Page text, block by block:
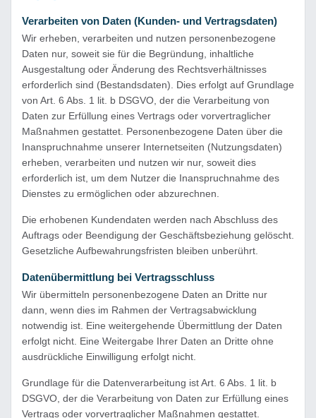
Verarbeiten von Daten (Kunden- und Vertragsdaten)
Wir erheben, verarbeiten und nutzen personenbezogene
Daten nur, soweit sie für die Begründung, inhaltliche
Ausgestaltung oder Änderung des Rechtsverhältnisses
erforderlich sind (Bestandsdaten). Dies erfolgt auf Grundlage
von Art. 6 Abs. 1 lit. b DSGVO, der die Verarbeitung von
Daten zur Erfüllung eines Vertrags oder vorvertraglicher
Maßnahmen gestattet. Personenbezogene Daten über die
Inanspruchnahme unserer Internetseiten (Nutzungsdaten)
erheben, verarbeiten und nutzen wir nur, soweit dies
erforderlich ist, um dem Nutzer die Inanspruchnahme des
Dienstes zu ermöglichen oder abzurechnen.
Die erhobenen Kundendaten werden nach Abschluss des
Auftrags oder Beendigung der Geschäftsbeziehung gelöscht.
Gesetzliche Aufbewahrungsfristen bleiben unberührt.
Datenübermittlung bei Vertragsschluss
Wir übermitteln personenbezogene Daten an Dritte nur
dann, wenn dies im Rahmen der Vertragsabwicklung
notwendig ist. Eine weitergehende Übermittlung der Daten
erfolgt nicht. Eine Weitergabe Ihrer Daten an Dritte ohne
ausdrückliche Einwilligung erfolgt nicht.
Grundlage für die Datenverarbeitung ist Art. 6 Abs. 1 lit. b
DSGVO, der die Verarbeitung von Daten zur Erfüllung eines
Vertrags oder vorvertraglicher Maßnahmen gestattet.